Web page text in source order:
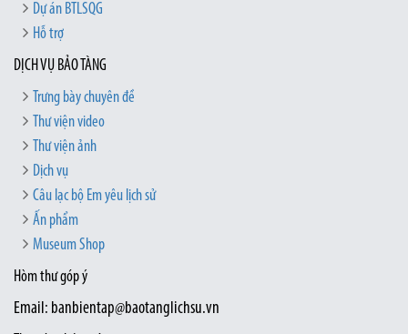
Dự án BTLSQG
Hỗ trợ
DỊCH VỤ BẢO TÀNG
Trưng bày chuyên đề
Thư viện video
Thư viện ảnh
Dịch vụ
Câu lạc bộ Em yêu lịch sử
Ấn phẩm
Museum Shop
Hòm thư góp ý
Email: banbientap@baotanglichsu.vn